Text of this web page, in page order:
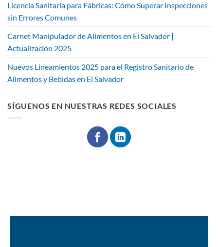
Licencia Sanitaria para Fábricas: Cómo Superar Inspecciones
sin Errores Comunes
Carnet Manipulador de Alimentos en El Salvador |
Actualización 2025
Nuevos Lineamientos 2025 para el Registro Sanitario de
Alimentos y Bebidas en El Salvador
SÍGUENOS EN NUESTRAS REDES SOCIALES